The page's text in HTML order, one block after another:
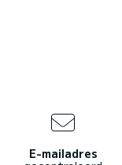
E-mailadres